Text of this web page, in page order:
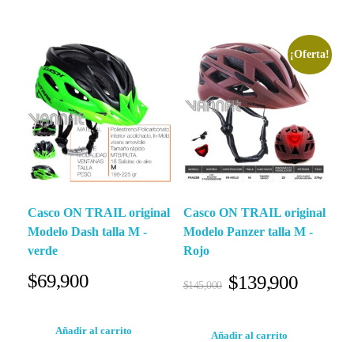
Casco ON TRAIL original
Modelo Dash talla M -
verde
$69,900
Añadir al carrito
¡Oferta!
Casco ON TRAIL original
Modelo Panzer talla M -
Rojo
$145,000 $139,900
Añadir al carrito